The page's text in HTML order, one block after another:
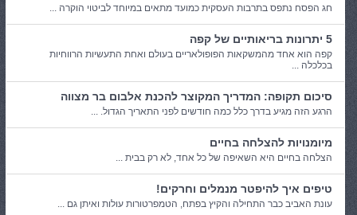
חג הפסח נתפס בתרבות העסקית כמועד מתאים במיוחד לביטוי הוקרה ...
5 יתרונות בריאותיים של קפה
קפה הוא אחד מהמשקאות הפופולאריים בעולם ואחת התעשיות הרווחיות
בכלכלה ...
סיכום תקופה: המדריך המקוצר להכנת אלבום בר מצווה
הרגע הזה מגיע בדרך כלל כמה חודשים לפני התאריך הגדול. ...
מיומנויות להצלחה בחיים
הצלחה בחיים היא השאיפה של כל אחד, לא רק בבית ...
טיפים איך להיפטר מנמלים וחרקים!
עונת האביב כבר התחילה והקיץ בפתח, הטמפרטורות עולות ואיתן גם ...